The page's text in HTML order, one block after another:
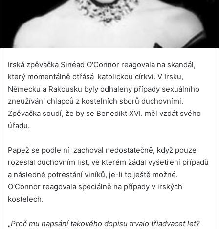
Irská zpěvačka Sinéad O'Connor reagovala na skandál,
který momentálně otřásá katolickou církví. V Irsku,
Německu a Rakousku byly odhaleny případy sexuálního
zneužívání chlapců z kostelních sborů duchovními.
Zpěvačka soudí, že by se Benedikt XVI. měl vzdát svého
úřadu.
Papež se podle ní zachoval nedostatečně, když pouze
rozeslal duchovním list, ve kterém žádal vyšetření případů
a následné potrestání viníků, je-li to ještě možné.
O'Connor reagovala speciálně na případy v irských
kostelech.
„Proč mu napsání takového dopisu trvalo třiadvacet let?